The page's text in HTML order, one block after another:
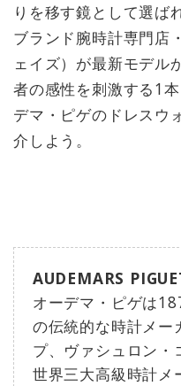
りを移す鏡として選ば
ブランド腕時計専門店
ェイズ）が最新モデル
者の感性を刺激する1
デマ・ピゲのドレスウ
介しよう。
AUDEMARS
オーデマ・ピゲは
の伝統的な時計メー
プ、ヴァシュロン・
世界三大高級時計メ